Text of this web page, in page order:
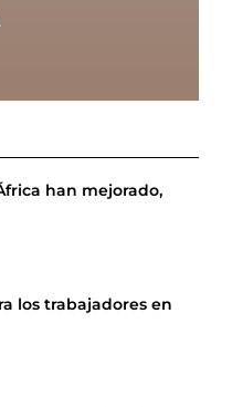
han mejorado,
los trabajadores en